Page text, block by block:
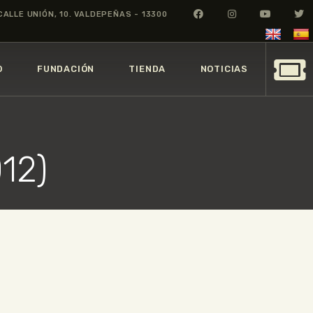
UNIÓN, 10. VALDEPEÑAS - 13300
FUNDACIÓN TIENDA NOTICIAS